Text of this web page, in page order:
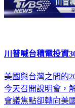
川普喊台積電投資
美國與台灣之間的
今天召開說明會，
會議焦點卻轉向美